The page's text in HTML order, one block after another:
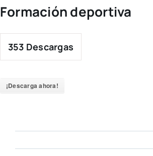
Skip
content
Formación deportiva
353 Descargas
¡Descarga ahora!